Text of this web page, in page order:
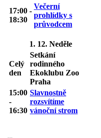
17:00 -
18:30
Večerní
prohlídky s
průvodcem
1. 12. Neděle
Celý
den
Setkání
rodinného
Ekoklubu Zoo
Praha
15:00
-
16:30
Slavnostně
rozsvítíme
vánoční strom